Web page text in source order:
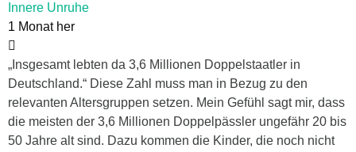
Innere Unruhe
1 Monat her
„Insgesamt lebten da 3,6 Millionen Doppelstaatler in
Deutschland.“ Diese Zahl muss man in Bezug zu den
relevanten Altersgruppen setzen. Mein Gefühl sagt mir, dass
die meisten der 3,6 Millionen Doppelpässler ungefähr 20 bis
50 Jahre alt sind. Dazu kommen die Kinder, die noch nicht